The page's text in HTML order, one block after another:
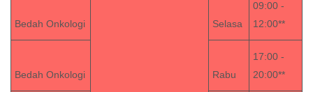
Bedah Onkologi Selasa
09:00 -
12:00**
Bedah Onkologi Rabu
17:00 -
20:00**